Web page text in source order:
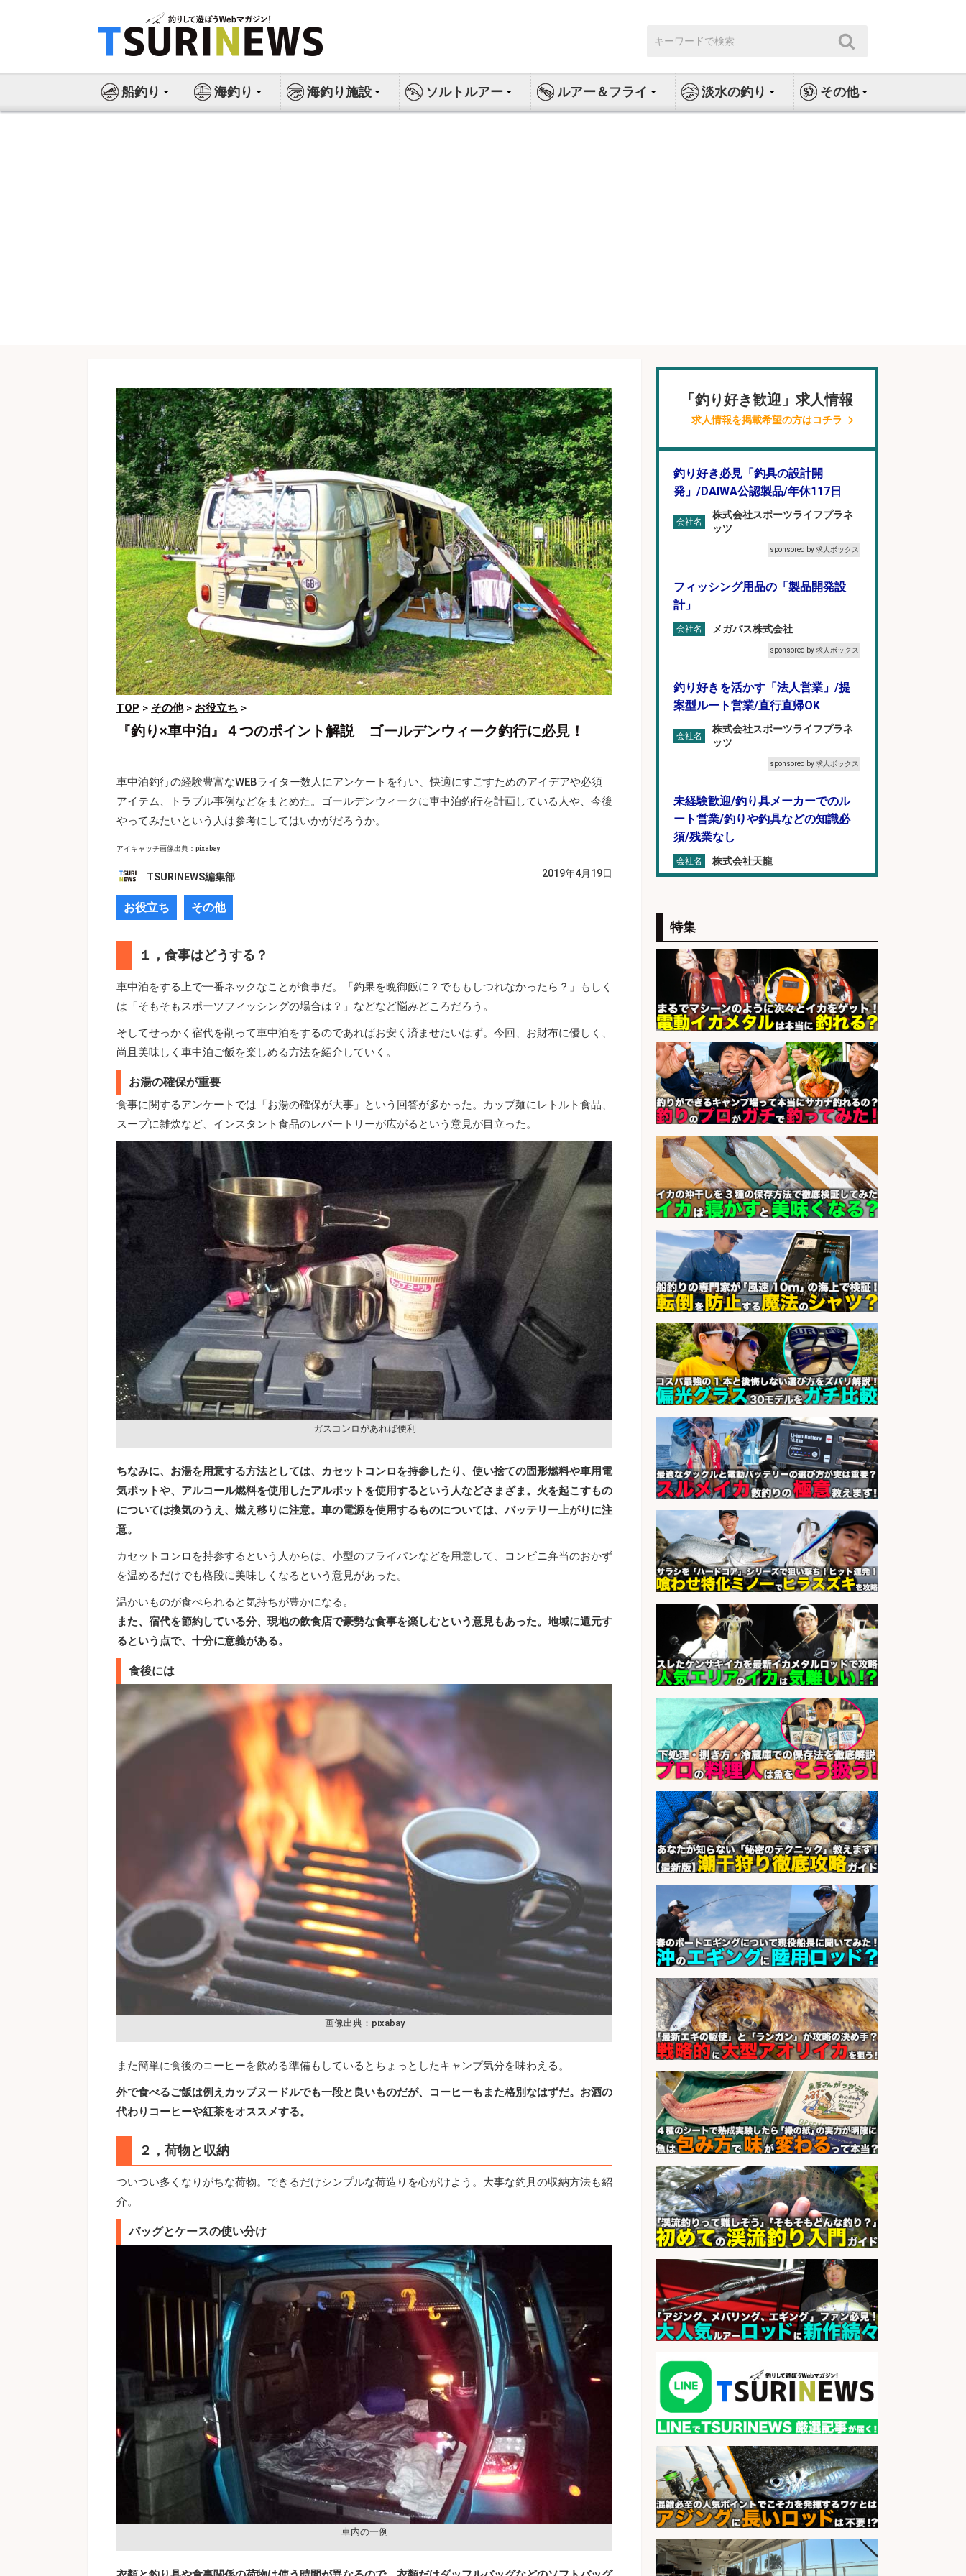
ス
索:
船釣り 海釣り 海釣り施設 ソルトルアー ルアー＆フライ 淡水の釣り その他
TOP > その他> お役立ち >
『釣り×車中泊』４つのポイント解説 ゴールデンウィーク釣行に必見！
車中泊釣行の経験豊富なWEBライター数人にアンケートを行い、快適にすごすためのアイデアや必須
アイテム、トラブル事例などをまとめた。ゴールデンウィークに車中泊釣行を計画している人や、今後
やってみたいという人は参考にしてはいかがだろうか。
アイキャッチ画像出典：pixabay
TSURINEWS編集部 2019年4月19日
お役立ち その他
１，食事はどうする？
車中泊をする上で一番ネックなことが食事だ。「釣果を晩御飯に？でももしつれなかったら？」もしく
は「そもそもスポーツフィッシングの場合は？」などなど悩みどころだろう。
そしてせっかく宿代を削って車中泊をするのであればお安く済ませたいはず。今回、お財布に優しく、
尚且美味しく車中泊ご飯を楽しめる方法を紹介していく。
お湯の確保が重要
食事に関するアンケートでは「お湯の確保が大事」という回答が多かった。カップ麺にレトルト食品、
スープに雑炊など、インスタント食品のレパートリーが広がるという意見が目立った。
ガスコンロがあれば便利
ちなみに、お湯を用意する方法としては、カセットコンロを持参したり、使い捨ての固形燃料や車用電
気ポットや、アルコール燃料を使用したアルポットを使用するという人などさまざま。火を起こすもの
については換気のうえ、燃え移りに注意。車の電源を使用するものについては、バッテリー上がりに注
意。
カセットコンロを持参するという人からは、小型のフライパンなどを用意して、コンビニ弁当のおかず
を温めるだけでも格段に美味しくなるという意見があった。
温かいものが食べられると気持ちが豊かになる。
また、宿代を節約している分、現地の飲食店で豪勢な食事を楽しむという意見もあった。地域に還元す
るという点で、十分に意義がある。
食後には
画像出典：pixabay
また簡単に食後のコーヒーを飲める準備もしているとちょっとしたキャンプ気分を味わえる。
外で食べるご飯は例えカップヌードルでも一段と良いものだが、コーヒーもまた格別なはずだ。お酒の
代わりコーヒーや紅茶をオススメする。
２，荷物と収納
ついつい多くなりがちな荷物。できるだけシンプルな荷造りを心がけよう。大事な釣具の収納方法も紹
介。
バッグとケースの使い分け
車内の一例
「釣り好き歓迎」求人情報
求人情報を掲載希望の方はコチラ
釣り好き必見「釣具の設計開
発」/DAIWA公認製品/年休117日
会社名
株式会社スポーツライフプラネ
ッツ
sponsored by 求人ボックス
フィッシング用品の「製品開発設
計」
会社名 メガバス株式会社
sponsored by 求人ボックス
釣り好きを活かす「法人営業」/提
案型ルート営業/直行直帰OK
会社名
株式会社スポーツライフプラネ
ッツ
sponsored by 求人ボックス
未経験歓迎/釣り具メーカーでのル
ート営業/釣りや釣具などの知識必
須/残業なし
会社名 株式会社天龍
倉庫での釣り用品の軽作業スタッ
フ/未経験歓迎/交通費支給/制服貸
与/正社員登用あり
会社名 株式会社REnista
sponsored by 求人ボックス
の「海外営業」/年休125日
会社名 株式会社ジャッカル
sponsored by 求人ボックス
釣り具のかんたん軽作業/高収入/交
通費支給/制服貸与/正社員登用あり
会社名 株式会社REnista
sponsored by 求人ボックス
オキアミをはじめとする釣り餌の
「製造」/釣り好き歓迎
会社名 広松久水産株式会社
sponsored by 求人ボックス
和食, 居酒屋/キッチンスタッフ/天草
の魚と馬刺しの店 キッチンスタッフ
正社員募集
会社名
天草の魚と馬刺しの店 魚粋 天草
sponsored by 求人ボックス
倉庫での釣り用品の軽作業スタッ
フ/未経験歓迎/交通費支給/制服貸
与/正社員登用あり
会社名 株式会社REnista
sponsored by 求人ボックス
さらに求人情報を見る
特集